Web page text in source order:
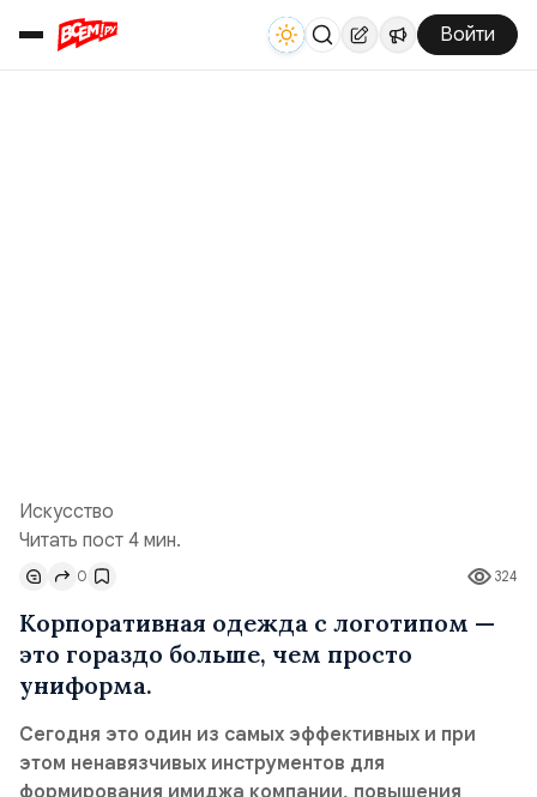
Войти
Искусство
Читать пост 4 мин.
324
0
Корпоративная одежда с логотипом —
это гораздо больше, чем просто
униформа.
Сегодня это один из самых эффективных и при
этом ненавязчивых инструментов для
формирования имиджа компании, повышения